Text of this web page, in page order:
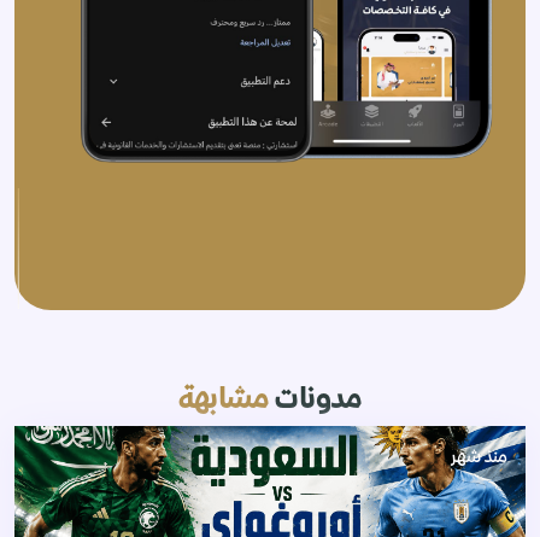
مدونات مشابهة
منذ شهر